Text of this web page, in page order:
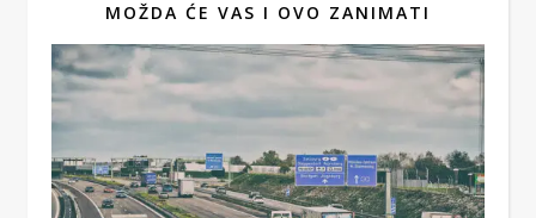
MOŽDA ĆE VAS I OVO ZANIMATI